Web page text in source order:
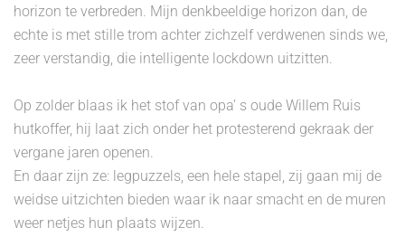
horizon te verbreden. Mijn denkbeeldige horizon dan, de
echte is met stille trom achter zichzelf verdwenen sinds we,
zeer verstandig, die intelligente lockdown uitzitten.
Op zolder blaas ik het stof van opa’ s oude Willem Ruis
hutkoffer, hij laat zich onder het protesterend gekraak der
vergane jaren openen.
En daar zijn ze: legpuzzels, een hele stapel, zij gaan mij de
weidse uitzichten bieden waar ik naar smacht en de muren
weer netjes hun plaats wijzen.